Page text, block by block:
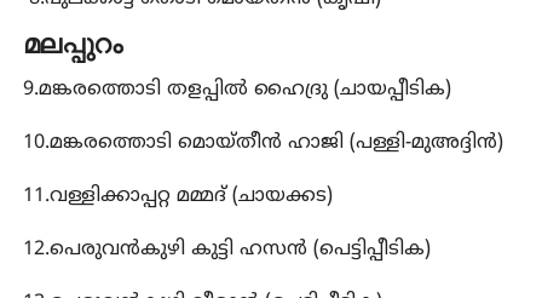
മലപ്പുറം
9.മങ്കരത്തൊടി തളപ്പിൽ ഹൈദ്രു (ചായപ്പീടിക)
10.മങ്കരത്തൊടി മൊയ്തീൻ ഹാജി (പള്ളി-മുഅദ്ദിൻ)
11.വള്ളിക്കാപ്പറ്റ മമ്മദ് (ചായക്കട)
12.പെരുവൻകുഴി കുട്ടി ഹസൻ (പെട്ടിപ്പീടിക)